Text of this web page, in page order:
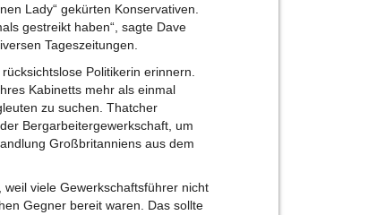
Lady“ gekürten Konservativen.
gestreikt haben“, sagte Dave
Tageszeitungen.
Politikerin erinnern.
Kabinetts mehr als einmal
zu suchen. Thatcher
Bergarbeitergewerkschaft, um
Großbritanniens aus dem
viele Gewerkschaftsführer nicht
Gegner bereit waren. Das sollte